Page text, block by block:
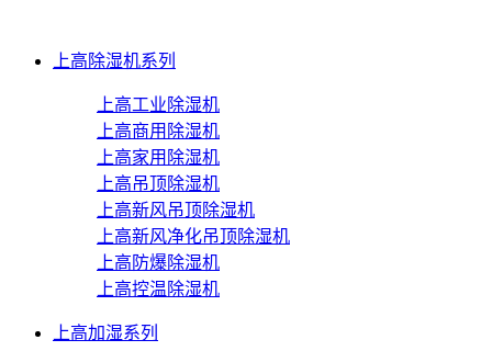
上高除湿机系列
上高工业除湿机
上高商用除湿机
上高家用除湿机
上高吊顶除湿机
上高新风吊顶除湿机
上高新风净化吊顶除湿机
上高防爆除湿机
上高控温除湿机
上高加湿系列